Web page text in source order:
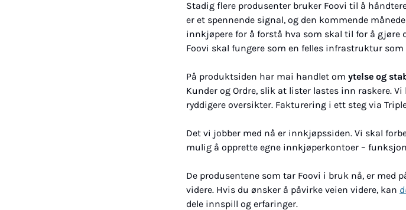
Stadig flere produsenter bruker Foovi til å
er et spennende signal, og den kommende
innkjøpere for å forstå hva som skal til for å
Foovi skal fungere som en felles infrastruktur
På produktsiden har mai handlet om ytelse og
Kunder og Ordre, slik at lister lastes inn raskere.
ryddigere oversikter. Fakturering i ett steg via
Det vi jobber med nå er innkjøpssiden. Vi skal
mulig å opprette egne innkjøperkontoer –
De produsentene som tar Foovi i bruk nå, er med
videre. Hvis du ønsker å påvirke veien videre, kan
dele innspill og erfaringer.